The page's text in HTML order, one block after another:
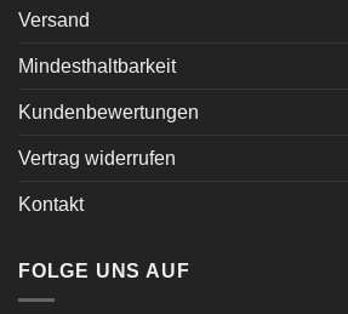
Versand
Mindesthaltbarkeit
Kundenbewertungen
Vertrag widerrufen
Kontakt
FOLGE UNS AUF